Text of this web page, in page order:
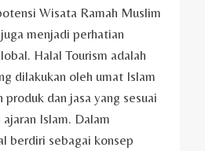
Wisata Ramah Muslim
menjadi perhatian
Halal Tourism adalah
dilakukan oleh umat Islam
dan jasa yang sesuai
Islam. Dalam
berdiri sebagai konsep